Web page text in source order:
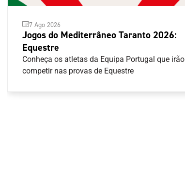
7 Ago 2026
Jogos do Mediterrâneo Taranto 2026:
Equestre
Conheça os atletas da Equipa Portugal que irão
competir nas provas de Equestre